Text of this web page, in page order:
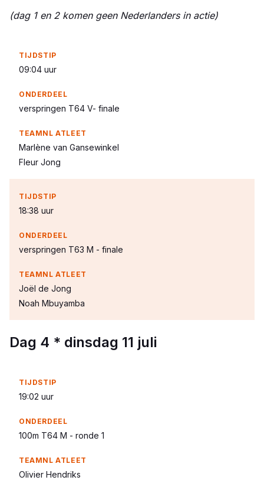
(dag 1 en 2 komen geen Nederlanders in actie)
09:04 uur
verspringen T64 V- finale
Marlène van Gansewinkel
Fleur Jong
18:38 uur
verspringen T63 M - finale
Joël de Jong
Noah Mbuyamba
Dag 4 * dinsdag 11 juli
19:02 uur
100m T64 M - ronde 1
Olivier Hendriks